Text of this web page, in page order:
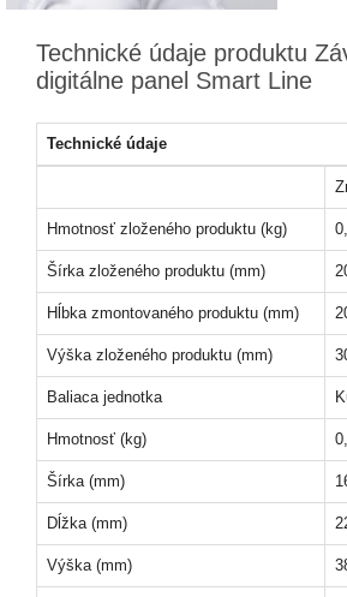
Technické údaje produktu
digitálne panel Smart Line
Technické údaje
Hmotnosť zloženého produktu (kg)
Šírka zloženého produktu (mm)
Hĺbka zmontovaného produktu (mm)
Výška zloženého produktu (mm)
Baliaca jednotka
Hmotnosť (kg)
Šírka (mm)
Dĺžka (mm)
Výška (mm)